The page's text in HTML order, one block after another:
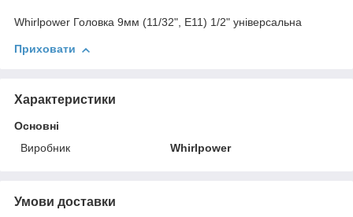
Whirlpower Головка 9мм (11/32", Е11) 1/2" універсальна
Приховати
Характеристики
Основні
Виробник
Whirlpower
Умови доставки